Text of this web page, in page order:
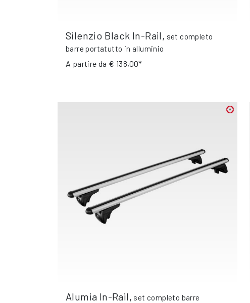
Silenzio Black In-Rail, set completo
barre portatutto in alluminio
A partire da € 138,00*
Alumia In-Rail, set completo barre